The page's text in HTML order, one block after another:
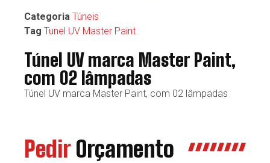
Categoria Túneis
Tag Tunel UV Master Paint
Túnel UV marca Master Paint,
com 02 lâmpadas
Túnel UV marca Master Paint, com 02 lâmpadas
Pedir Orçamento